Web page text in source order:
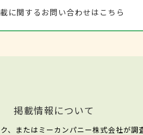
に関するお問い合わせはこちら
掲載情報について
、またはミーカンパニー株式会社が調